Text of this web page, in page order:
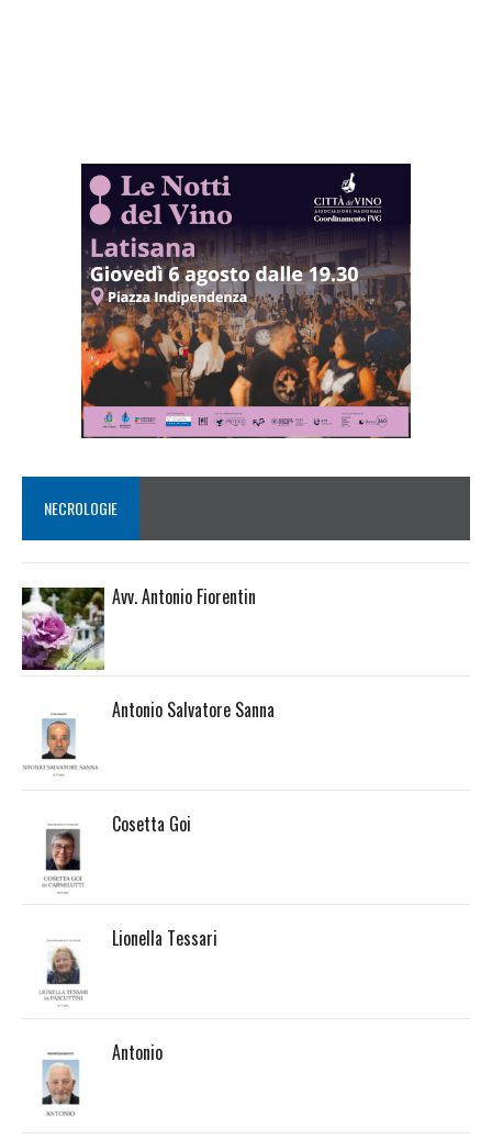
NECROLOGIE
Avv. Antonio Fiorentin
Antonio Salvatore Sanna
Cosetta Goi
Lionella Tessari
Antonio